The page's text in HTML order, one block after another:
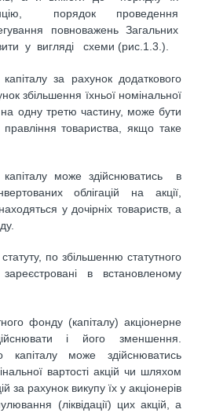
порядок проведення
повноважень Загальних
у вигляді схеми (рис.1.3.).
за рахунок додаткового
збільшення їхньої номінальної
на одну третю частину, може бути
товариства, якщо таке
капіталу може здійснюватись в
облігацій на акції,
у дочірніх товариств, а
по збільшенню статутного
в встановленому
фонду (капіталу) акціонерне
і його зменшення.
капіталу може здійснюватись
вартості акцій чи шляхом
за рахунок викупу їх у акціонерів
(ліквідації) цих акцій, а